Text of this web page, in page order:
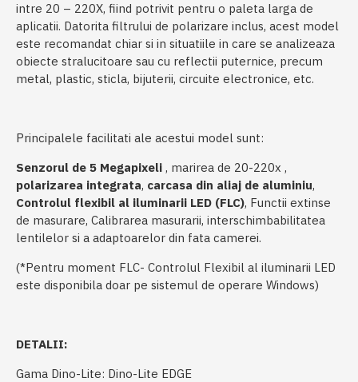
intre 20 – 220X, fiind potrivit pentru o paleta larga de
aplicatii. Datorita filtrului de polarizare inclus, acest model
este recomandat chiar si in situatiile in care se analizeaza
obiecte stralucitoare sau cu reflectii puternice, precum
metal, plastic, sticla, bijuterii, circuite electronice, etc.
Principalele facilitati ale acestui model sunt:
Senzorul de 5 Megapixeli , marirea de 20-220x ,
polarizarea integrata, carcasa din aliaj de aluminiu,
Controlul flexibil al iluminarii LED (FLC), Functii extinse
de masurare, Calibrarea masurarii, interschimbabilitatea
lentilelor si a adaptoarelor din fata camerei.
(*Pentru moment FLC- Controlul Flexibil al iluminarii LED
este disponibila doar pe sistemul de operare Windows)
DETALII:
Gama Dino-Lite: Dino-Lite EDGE